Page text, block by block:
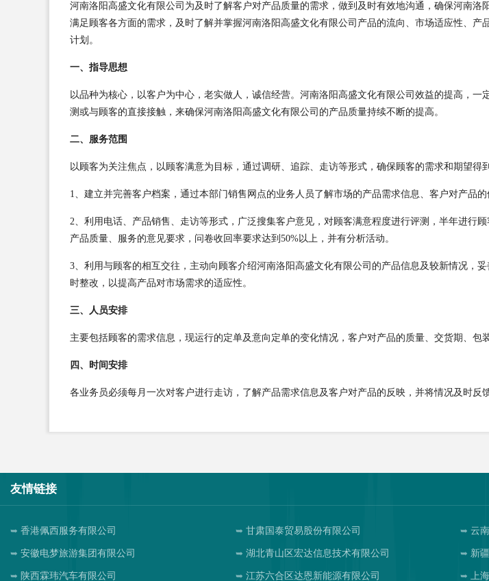
河南洛阳高盛文化有限公司为及时了解客户对产品质量的需求，做到及时有效地沟通，确保河南
满足顾客各方面的需求，及时了解并掌握河南洛阳高盛文化有限公司产品的流向、市场适应性、
计划。
一、指导思想
以品种为核心，以客户为中心，老实做人，诚信经营。河南洛阳高盛文化有限公司效益的提高，
测或与顾客的直接接触，来确保河南洛阳高盛文化有限公司的产品质量持续不断的提高。
二、服务范围
以顾客为关注焦点，以顾客满意为目标，通过调研、追踪、走访等形式，确保顾客的需求和期望得
1、建立并完善客户档案，通过本部门销售网点的业务人员了解市场的产品需求信息、客户对产品的
2、利用电话、产品销售、走访等形式，广泛搜集客户意见，对顾客满意程度进行评测，半年进行
产品质量、服务的意见要求，问卷收回率要求达到50%以上，并有分析活动。
3、利用与顾客的相互交往，主动向顾客介绍河南洛阳高盛文化有限公司的产品信息及较新情况，
时整改，以提高产品对市场需求的适应性。
三、人员安排
主要包括顾客的需求信息，现运行的定单及意向定单的变化情况，客户对产品的质量、交货期、包
四、时间安排
各业务员必须每月一次对客户进行走访，了解产品需求信息及客户对产品的反映，并将情况及时反
友情链接
香港佩西服务有限公司 甘肃国泰贸易股份有限公司 云
安徽电梦旅游集团有限公司 湖北青山区宏达信息技术有限公司 新
陕西霖玮汽车有限公司 江苏六合区达恩新能源有限公司 上